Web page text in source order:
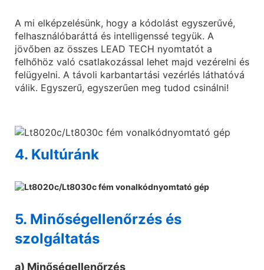
A mi elképzelésünk, hogy a kódolást egyszerűvé,
felhasználóbaráttá és intelligenssé tegyük. A
jövőben az összes LEAD TECH nyomtatót a
felhőhöz való csatlakozással lehet majd vezérelni és
felügyelni. A távoli karbantartási vezérlés láthatóvá
válik. Egyszerű, egyszerűen meg tudod csinálni!
4. Kultúránk
5. Minőségellenőrzés és
szolgáltatás
a) Minőségellenőrzés